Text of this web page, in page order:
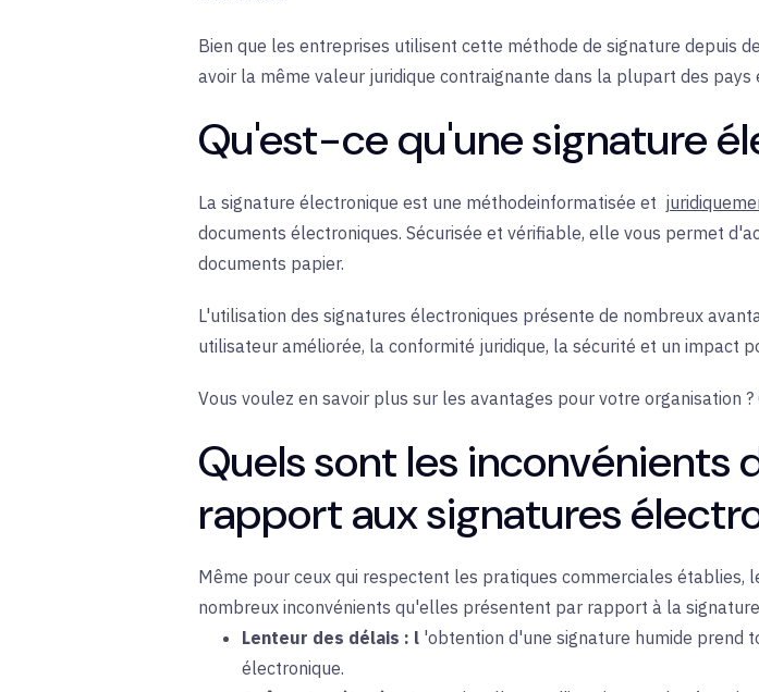
Bien que les entreprises utilisent cette méthode de signature depuis
avoir la même valeur juridique contraignante dans la plupart des pays
Qu'est-ce qu'une signature
La signature électronique est une méthodeinformatisée et
documents électroniques. Sécurisée et vérifiable, elle vous permet
documents papier.
L'utilisation des signatures électroniques présente de nombreux
utilisateur améliorée, la conformité juridique, la sécurité et un impact
Vous voulez en savoir plus sur les avantages pour votre organisation
Quels sont les inconvénients
rapport aux signatures
Même pour ceux qui respectent les pratiques commerciales
nombreux inconvénients qu'elles présentent par rapport à la
Lenteur des délais : l 'obtention d'une signature humide prend
électronique.